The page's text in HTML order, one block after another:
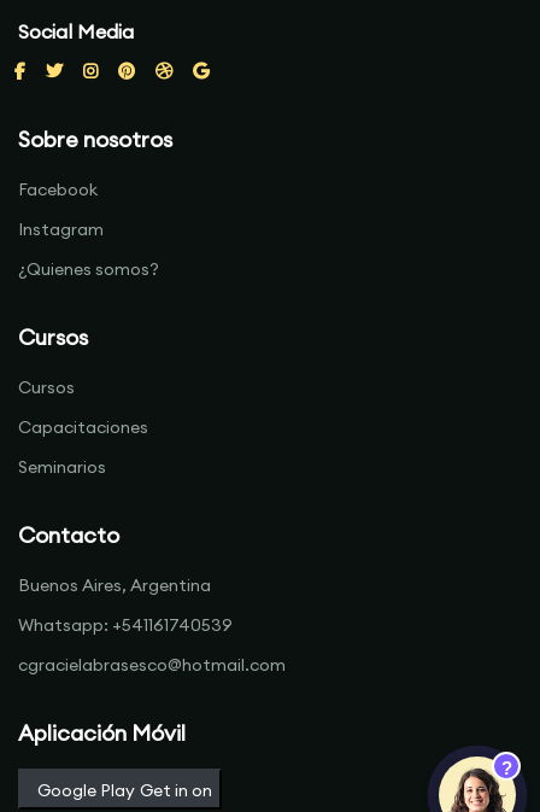
Social Media
Sobre nosotros
Facebook
Instagram
¿Quienes somos?
Cursos
Cursos
Capacitaciones
Seminarios
Contacto
Buenos Aires, Argentina
Whatsapp: +541161740539
cgracielabrasesco@hotmail.com
Aplicación Móvil
Google Play Get in on
?